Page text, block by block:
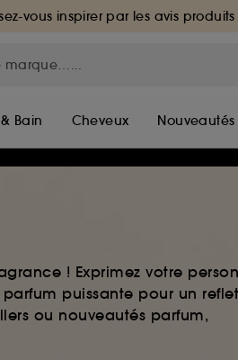
vous inspirer par les avis
Bain Cheveux
! Exprimez votre
puissante pour un reflet
ou nouveautés parfum,